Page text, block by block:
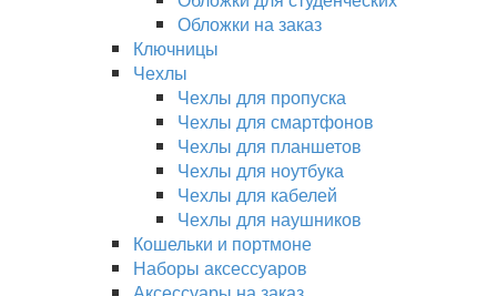
Обложки на заказ
Ключницы
Чехлы
Чехлы для пропуска
Чехлы для смартфонов
Чехлы для планшетов
Чехлы для ноутбука
Чехлы для кабелей
Чехлы для наушников
Кошельки и портмоне
Наборы аксессуаров